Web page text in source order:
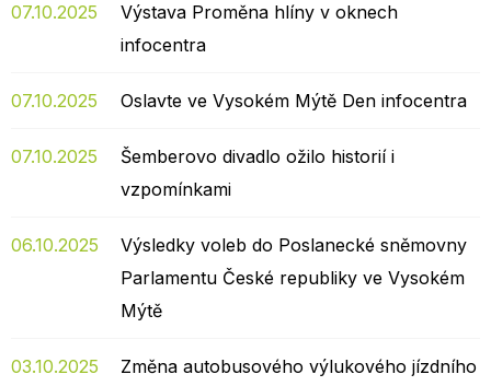
07.10.2025
Výstava Proměna hlíny v oknech
infocentra
07.10.2025 Oslavte ve Vysokém Mýtě Den infocentra
07.10.2025
Šemberovo divadlo ožilo historií i
vzpomínkami
06.10.2025
Výsledky voleb do Poslanecké sněmovny
Parlamentu České republiky ve Vysokém
Mýtě
03.10.2025
Změna autobusového výlukového jízdního